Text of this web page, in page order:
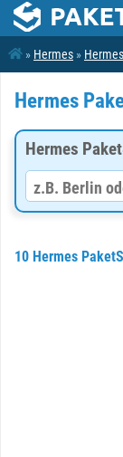
» Hermes »
Hermes
Hermes
10 Hermes